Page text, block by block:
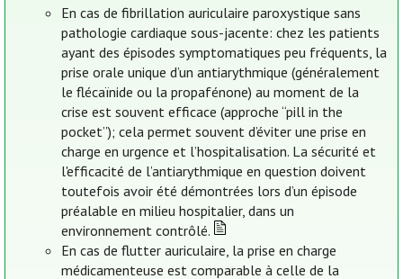
En cas de fibrillation auriculaire paroxystique sans
pathologie cardiaque sous-jacente: chez les patients
ayant des épisodes symptomatiques peu fréquents, la
prise orale unique d’un antiarythmique (généralement
le flécaïnide ou la propafénone) au moment de la
crise est souvent efficace (approche “pill in the
pocket”); cela permet souvent d’éviter une prise en
charge en urgence et l’hospitalisation. La sécurité et
l'efficacité de l’antiarythmique en question doivent
toutefois avoir été démontrées lors d’un épisode
préalable en milieu hospitalier, dans un
environnement contrôlé.
En cas de flutter auriculaire, la prise en charge
médicamenteuse est comparable à celle de la